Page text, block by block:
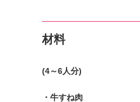
材料
(4～6人分)
・牛すね肉